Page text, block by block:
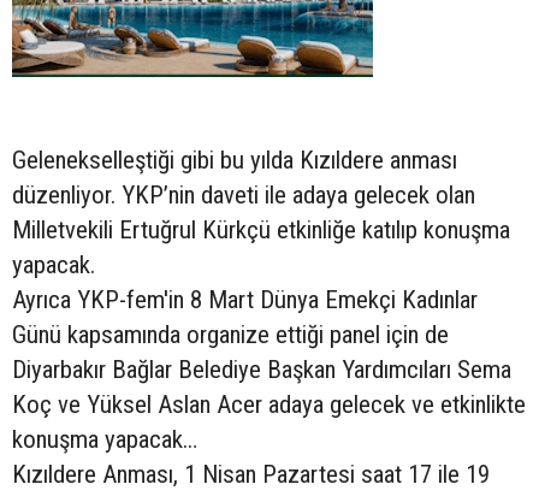
Gelenekselleştiği gibi bu yılda Kızıldere anması
düzenliyor. YKP’nin daveti ile adaya gelecek olan
Milletvekili Ertuğrul Kürkçü etkinliğe katılıp konuşma
yapacak.
Ayrıca YKP-fem'in 8 Mart Dünya Emekçi Kadınlar
Günü kapsamında organize ettiği panel için de
Diyarbakır Bağlar Belediye Başkan Yardımcıları Sema
Koç ve Yüksel Aslan Acer adaya gelecek ve etkinlikte
konuşma yapacak…
Kızıldere Anması, 1 Nisan Pazartesi saat 17 ile 19